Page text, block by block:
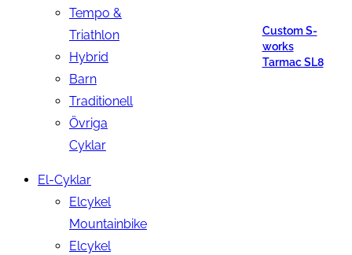
Tempo &
Triathlon
Hybrid
Barn
Traditionell
Övriga
Cyklar
El-Cyklar
Elcykel
Mountainbike
Elcykel
Custom S-
works
Tarmac SL8